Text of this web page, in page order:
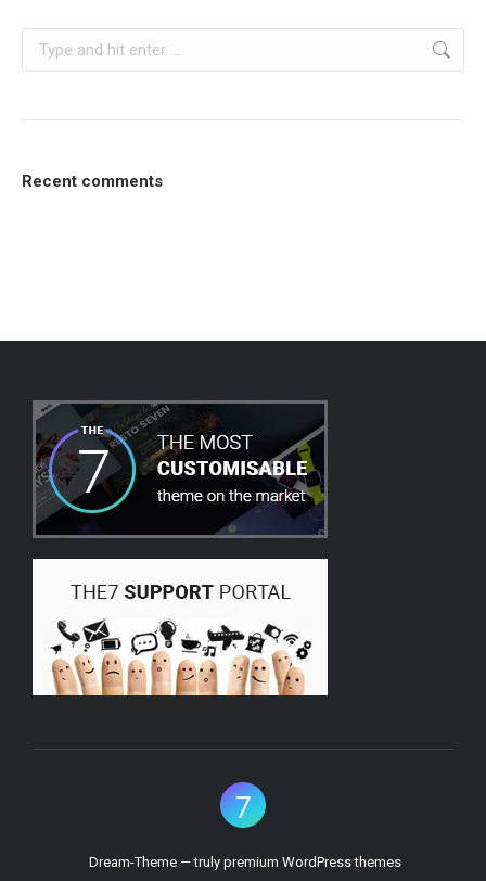
Search:
Recent comments
Dream-Theme — truly premium WordPress themes